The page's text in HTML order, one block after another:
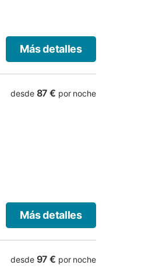
Más detalles
desde 87 € por noche
Más detalles
desde 97 € por noche